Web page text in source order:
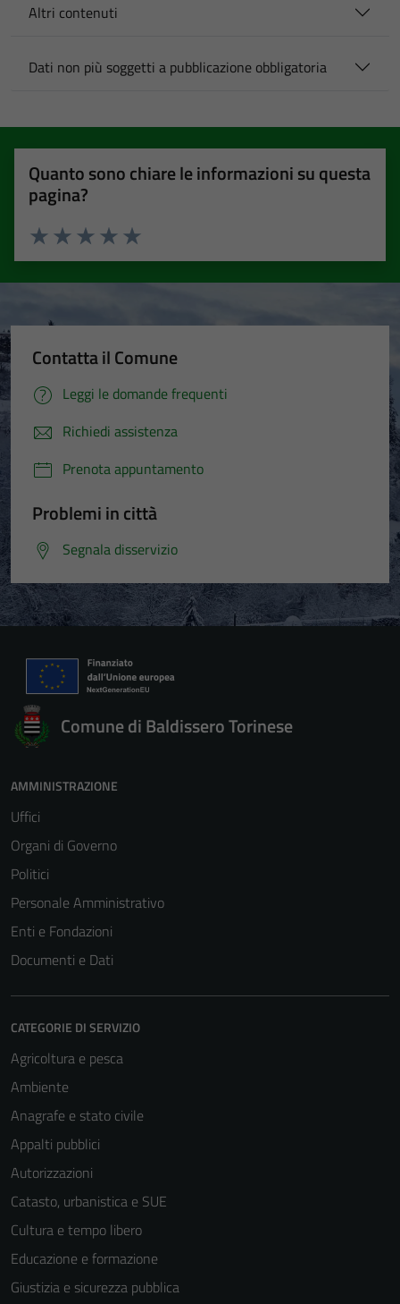
Altri contenuti
Dati non più soggetti a pubblicazione obbligatoria
Quanto sono chiare le informazioni su questa
pagina?
Valuta 5 stelle su 5
Valuta 4 stelle su 5
Valuta 3 stelle su 5
Valuta 2 stelle su 5
Valuta 1 stelle su 5
Contatta il Comune
Leggi le domande frequenti
Richiedi assistenza
Prenota appuntamento
Problemi in città
Segnala disservizio
Comune di Baldissero Torinese
AMMINISTRAZIONE
Uffici
Organi di Governo
Politici
Personale Amministrativo
Enti e Fondazioni
Documenti e Dati
CATEGORIE DI SERVIZIO
Agricoltura e pesca
Ambiente
Anagrafe e stato civile
Appalti pubblici
Autorizzazioni
Catasto, urbanistica e SUE
Cultura e tempo libero
Educazione e formazione
Giustizia e sicurezza pubblica